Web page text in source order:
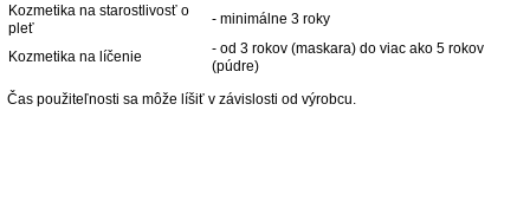
Kozmetika na starostlivosť o
pleť
- minimálne 3 roky
Kozmetika na líčenie
- od 3 rokov (maskara) do viac ako 5 rokov
(púdre)
Čas použiteľnosti sa môže líšiť v závislosti od výrobcu.